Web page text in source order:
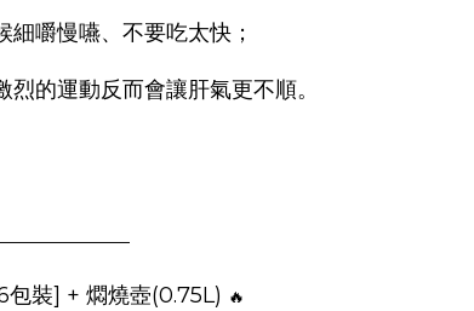
嚼慢嚥、不要吃太快；
烈的運動反而會讓肝氣更不順。
裝] + 燜燒壺(0.75L) 🔥